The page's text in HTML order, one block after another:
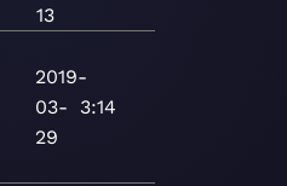
13
2019-
03-
29
3:14